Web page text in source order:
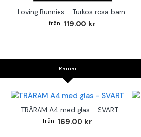
Loving Bunnies - Turkos rosa barntavla
119.00 kr
Ramar
TRÄRAM A4 med glas - SVART
169.00 kr